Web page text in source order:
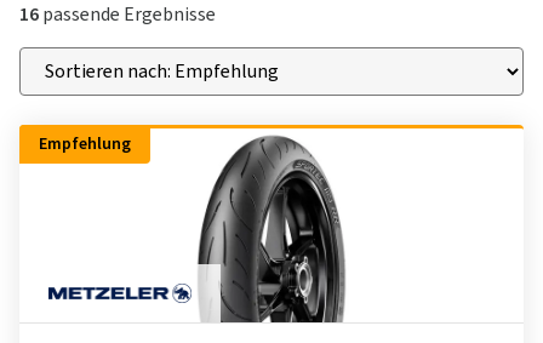
16passende Ergebnisse
Empfehlung